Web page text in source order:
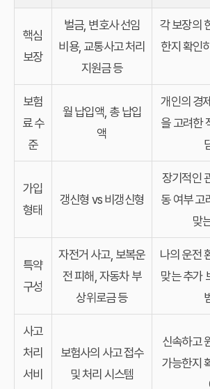
핵심
보장
벌금, 변호사 선임
비용, 교통사고 처리
지원금 등
각 보장의
한지 확인
보험
료 수
준
월 납입액, 총 납입
액
개인의 경
을 고려한
가입
형태
갱신형 vs 비갱신형
장기적인
동 여부 고
맞
특약
구성
자전거 사고, 보복운
전 피해, 자동차 부
상위로금 등
나의 운전
맞는 추가
사고
처리
서비
보험사의 사고 접수
및 처리 시스템
신속하고
가능한지